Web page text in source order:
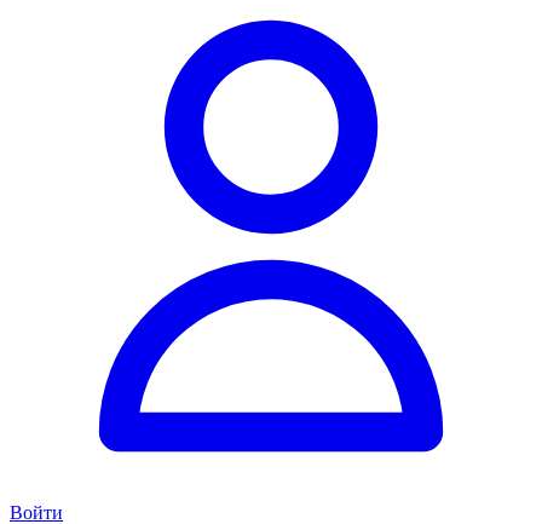
Войти